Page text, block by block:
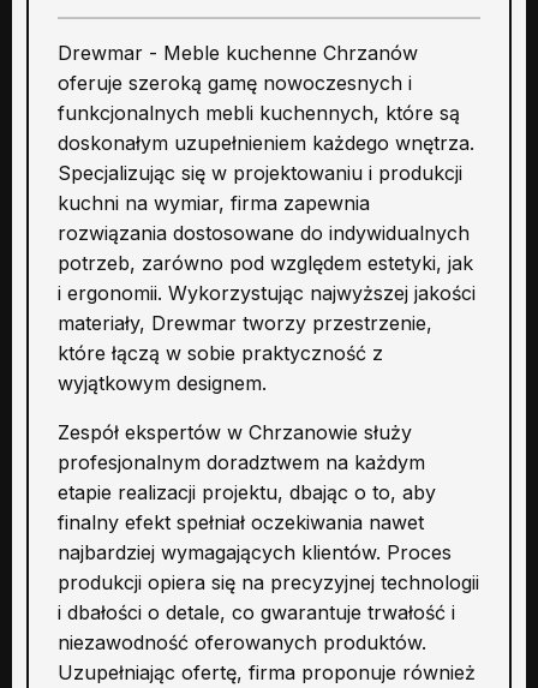
Drewmar - Meble kuchenne Chrzanów
oferuje szeroką gamę nowoczesnych i
funkcjonalnych mebli kuchennych, które są
doskonałym uzupełnieniem każdego wnętrza.
Specjalizując się w projektowaniu i produkcji
kuchni na wymiar, firma zapewnia
rozwiązania dostosowane do indywidualnych
potrzeb, zarówno pod względem estetyki, jak
i ergonomii. Wykorzystując najwyższej jakości
materiały, Drewmar tworzy przestrzenie,
które łączą w sobie praktyczność z
wyjątkowym designem.
Zespół ekspertów w Chrzanowie służy
profesjonalnym doradztwem na każdym
etapie realizacji projektu, dbając o to, aby
finalny efekt spełniał oczekiwania nawet
najbardziej wymagających klientów. Proces
produkcji opiera się na precyzyjnej technologii
i dbałości o detale, co gwarantuje trwałość i
niezawodność oferowanych produktów.
Uzupełniając ofertę, firma proponuje również